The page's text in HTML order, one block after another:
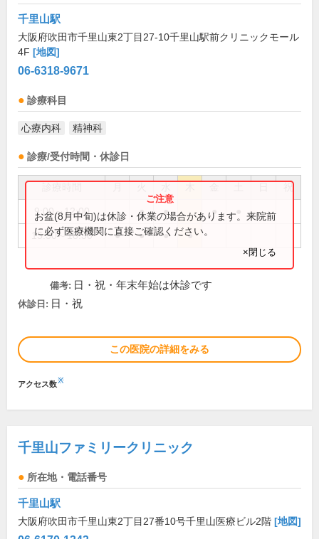
千里山駅
大阪府吹田市千里山東2丁目27-10千里山駅前クリニックモール
4F [地図]
06-6318-9671
診療科目
心療内科 精神科
診療/受付時間・休診日
祝
9:00～12:00 ● ● ●
15:30～18:30 ● ● ● ●
お盆(8月中旬)は休診・休業の場合があります。来院前
に必ず医療機関に直接ご確認ください。
×閉じる
備考: 日・祝・年末年始は休診です
休診日: 日・祝
この医院の詳細をみる
アクセス数※
千里山ファミリークリニック
所在地・電話番号
千里山駅
大阪府吹田市千里山東2丁目27番10号千里山医療ビル2階 [地図]